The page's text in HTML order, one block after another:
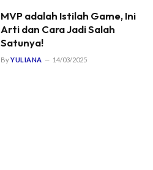
MVP adalah Istilah Game, Ini
Arti dan Cara Jadi Salah
Satunya!
ByYULIANA 14/03/2025